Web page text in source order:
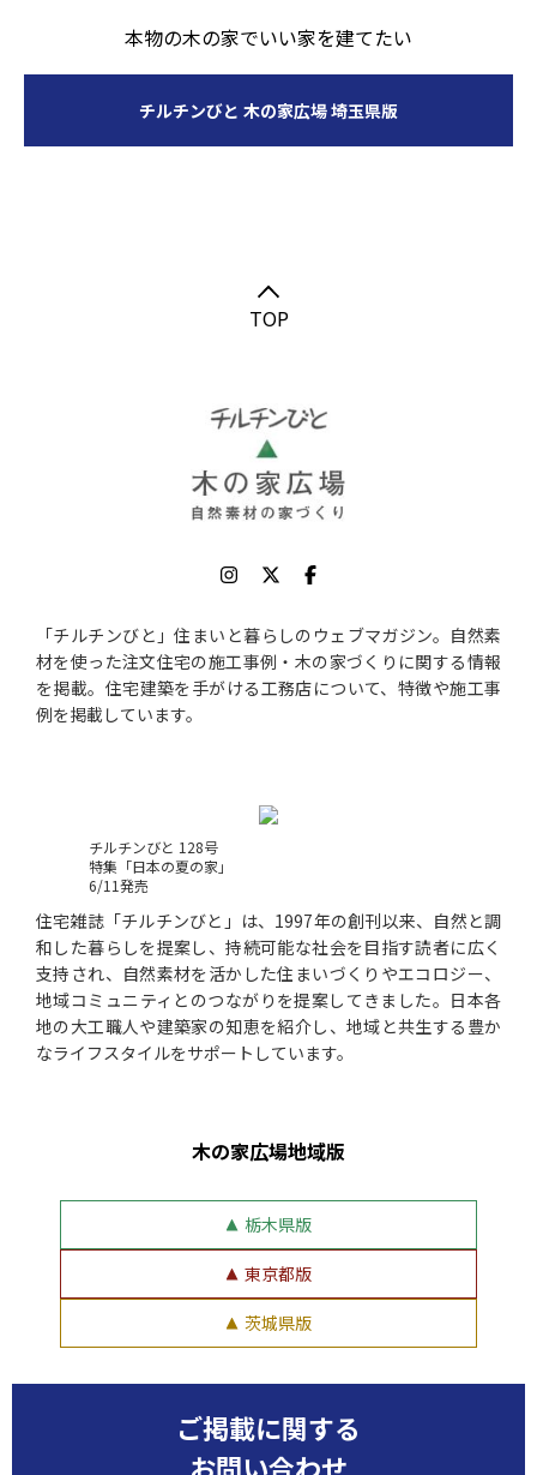
本物の木の家でいい家を建てたい
チルチンびと 木の家広場 埼玉県版
TOP
「チルチンびと」住まいと暮らしのウェブマガジン。自然素
材を使った注文住宅の施工事例・木の家づくりに関する情報
を掲載。住宅建築を手がける工務店について、特徴や施工事
例を掲載しています。
チルチンびと 128号
特集「日本の夏の家」
6/11発売
住宅雑誌「チルチンびと」は、1997年の創刊以来、自然と調
和した暮らしを提案し、持続可能な社会を目指す読者に広く
支持され、自然素材を活かした住まいづくりやエコロジー、
地域コミュニティとのつながりを提案してきました。日本各
地の大工職人や建築家の知恵を紹介し、地域と共生する豊か
なライフスタイルをサポートしています。
木の家広場地域版
栃木県版
東京都版
茨城県版
ご掲載に関する
お問い合わせ